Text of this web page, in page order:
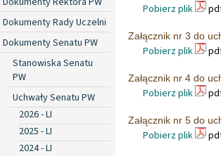
Dokumenty Rady Uczelni
Dokumenty Senatu PW
Stanowiska Senatu
PW
Uchwały Senatu PW
2026 - LI
2025 - LI
2024 - LI
Pobierz plik
Załącznik nr 3 do
Pobierz plik
Załącznik nr 4 do
Pobierz plik
Załącznik nr 5 do
Pobierz plik